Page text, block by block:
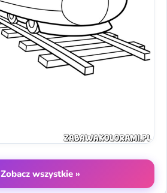
Zobacz wszystkie »